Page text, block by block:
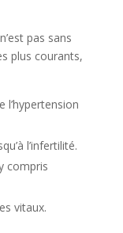
pas sans
plus courants,
l’hypertension
l’infertilité.
compris
vitaux.